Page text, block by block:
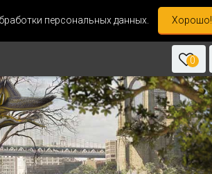
персональных данных. Хорошо!
0